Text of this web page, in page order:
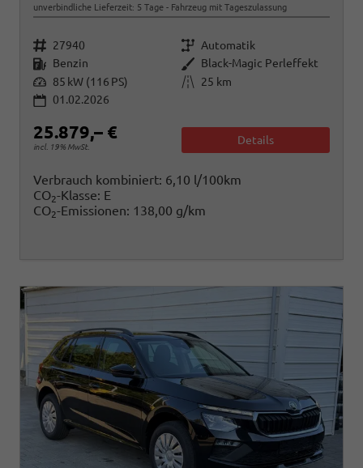
unverbindliche Lieferzeit: 5 Tage Fahrzeug mit Tageszulassung
Fahrzeugnr. 27940 Getriebe Automatik
Kraftstoff Benzin Außenfarbe Black-Magic Perleffekt
Leistung 85 kW (116 PS) Kilometerstand
25 km
01.02.2026
25.879,– €
incl. 19% MwSt.
Details
Verbrauch kombiniert: 6,10 l/100km
CO2-Klasse: E
CO2-Emissionen: 138,00 g/km